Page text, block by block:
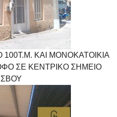
100Τ.Μ. ΚΑΙ ΜΟΝΟΚΑΤΟΙΚΙΑ
ΣΕ ΚΕΝΤΡΙΚΟ ΣΗΜΕΙΟ